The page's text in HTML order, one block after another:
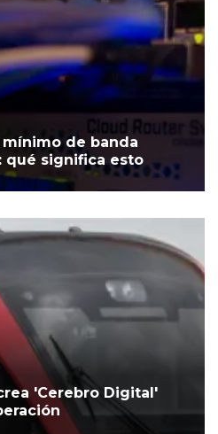
de banda
qué significa esto
'Cerebro Digital'